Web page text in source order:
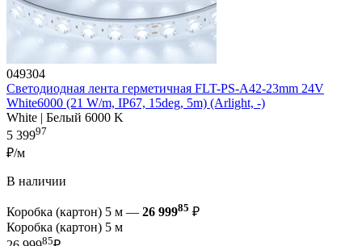
049304
Светодиодная лента герметичная FLT-PS-A42-23mm 24V
White6000 (21 W/m, IP67, 15deg, 5m) (Arlight, -)
White | Белый 6000 K
5 39997
₽/м
В наличии
Коробка (картон) 5 м — 26 99985 ₽
Коробка (картон) 5 м
85